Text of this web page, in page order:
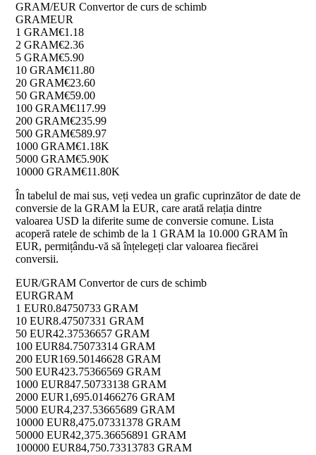
GRAM/EUR Convertor de curs de schimb
GRAMEUR
1 GRAM€1.18
2 GRAM€2.36
5 GRAM€5.90
10 GRAM€11.80
20 GRAM€23.60
50 GRAM€59.00
100 GRAM€117.99
200 GRAM€235.99
500 GRAM€589.97
1000 GRAM€1.18K
5000 GRAM€5.90K
10000 GRAM€11.80K
În tabelul de mai sus, veți vedea un grafic cuprinzător de date de
conversie de la GRAM la EUR, care arată relația dintre
valoarea USD la diferite sume de conversie comune. Lista
acoperă ratele de schimb de la 1 GRAM la 10.000 GRAM în
EUR, permițându-vă să înțelegeți clar valoarea fiecărei
conversii.
EUR/GRAM Convertor de curs de schimb
EURGRAM
1 EUR0.84750733 GRAM
10 EUR8.47507331 GRAM
50 EUR42.37536657 GRAM
100 EUR84.75073314 GRAM
200 EUR169.50146628 GRAM
500 EUR423.75366569 GRAM
1000 EUR847.50733138 GRAM
2000 EUR1,695.01466276 GRAM
5000 EUR4,237.53665689 GRAM
10000 EUR8,475.07331378 GRAM
50000 EUR42,375.36656891 GRAM
100000 EUR84,750.73313783 GRAM